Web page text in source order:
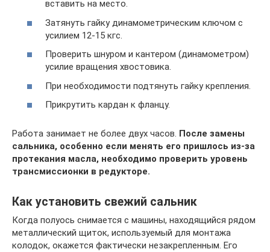
вставить на место.
Затянуть гайку динамометрическим ключом с
усилием 12-15 кгс.
Проверить шнуром и кантером (динамометром)
усилие вращения хвостовика.
При необходимости подтянуть гайку крепления.
Прикрутить кардан к фланцу.
Работа занимает не более двух часов. После замены
сальника, особенно если менять его пришлось из-за
протекания масла, необходимо проверить уровень
трансмиссионки в редукторе.
Как установить свежий сальник
Когда полуось снимается с машины, находящийся рядом
металлический щиток, используемый для монтажа
колодок, окажется фактически незакрепленным. Его